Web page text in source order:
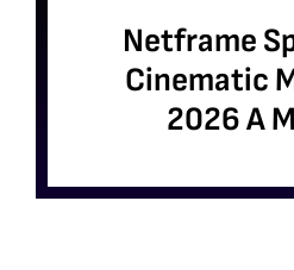
Netframe
Cinematic
2026 A